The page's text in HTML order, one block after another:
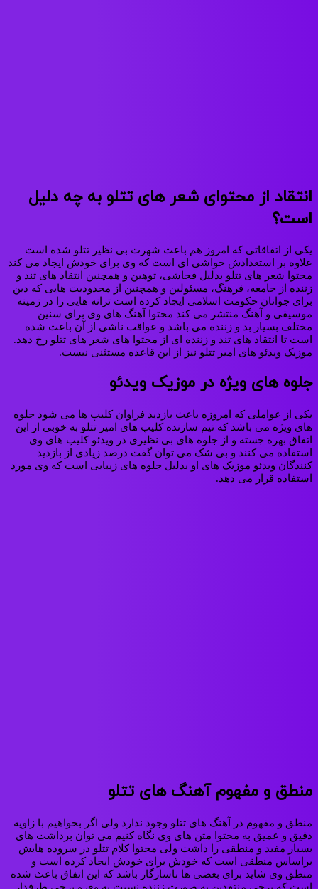
انتقاد از محتوای شعر های تتلو به چه دلیل
است؟
یکی از اتفاقاتی که امروز هم باعث شهرت بی‌ نظیر تتلو شده‌ است
علاوه‌ بر استعدادش حواشی‌ ای است که وی برای خودش ایجاد می‌ کند
محتوا شعر های تتلو بدلیل فحاشی، توهین و همچنین انتقاد های تند و
زننده از جامعه، فرهنگ، مسئولین و همچنین از محدودیت‌ هایی که دین
برای جوانان حکومت اسلامی ایجاد کرده‌ است ترانه هایی را در زمینه
موسیقی و آهنگ منتشر می‌ کند محتوا آهنگ‌ های وی برای سنین
مختلف بسیار بد و زننده می‌ باشد و عواقب ناشی از آن باعث شده‌
است تا انتقاد های تند و زننده‌ ای از محتوا های شعر های تتلو رخ دهد.
موزیک ویدئو های امیر تتلو نیز از این قاعده مستثنی نیست.
جلوه های ویژه در موزیک ویدئو
یکی از عواملی که امروزه باعث بازدید فراوان کلیپ ها می‌ شود جلوه‌
های ویژه می‌ باشد که تیم سازنده کلیپ‌ های امیر تتلو به‌ خوبی از این
اتفاق بهره جسته و از جلوه‌ های بی‌ نظیری در ویدئو کلیپ‌ های وی
استفاده می‌ کنند و بی‌ شک می‌ توان گفت درصد زیادی از بازدید
کنندگان ویدئو موزیک های او بدلیل جلوه های زیبایی است که وی مورد
استفاده قرار می دهد.
منطق و مفهوم آهنگ های تتلو
منطق و مفهوم در آهنگ‌ های تتلو وجود ندارد ولی اگر بخواهیم با زاویه
دقیق و عمیق به محتوا متن‌ های وی نگاه کنیم می‌ توان برداشت‌ های
بسیار مفید و منطقی را داشت ولی محتوا کلام تتلو در سروده‌ هایش
براساس منطقی است که خودش برای خودش ایجاد کرده‌ است و
منطق وی شاید برای بعضی‌ ها ناسازگار باشد که این اتفاق باعث شده‌